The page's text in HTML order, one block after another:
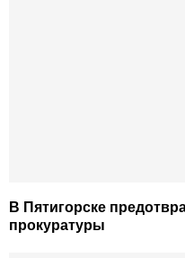
В Пятигорске
прокуратуры